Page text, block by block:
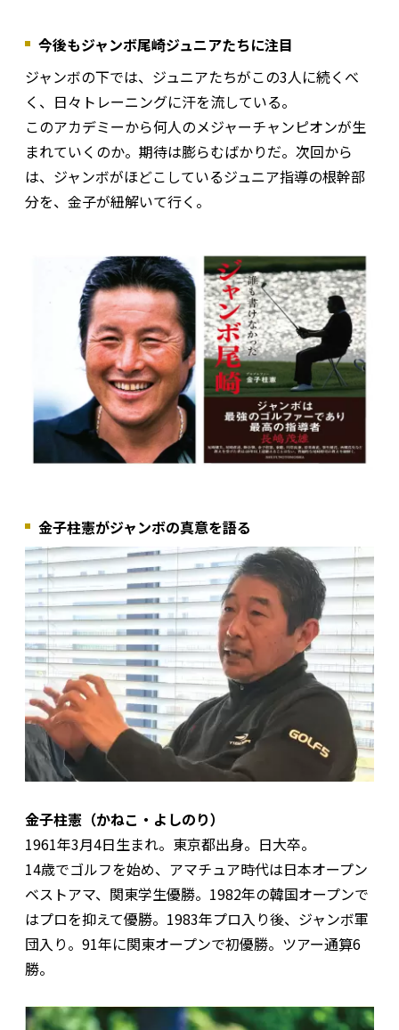
今後もジャンボ尾崎ジュニアたちに注目
ジャンボの下では、ジュニアたちがこの3人に続くべ
く、日々トレーニングに汗を流している。
このアカデミーから何人のメジャーチャンピオンが生
まれていくのか。期待は膨らむばかりだ。次回から
は、ジャンボがほどこしているジュニア指導の根幹部
分を、金子が紐解いて行く。
金子柱憲がジャンボの真意を語る
金子柱憲（かねこ・よしのり）
1961年3月4日生まれ。東京都出身。日大卒。
14歳でゴルフを始め、アマチュア時代は日本オープン
ベストアマ、関東学生優勝。1982年の韓国オープンで
はプロを抑えて優勝。1983年プロ入り後、ジャンボ軍
団入り。91年に関東オープンで初優勝。ツアー通算6
勝。